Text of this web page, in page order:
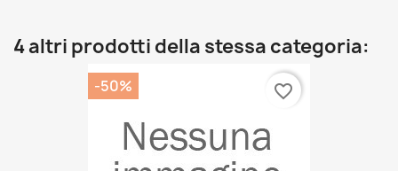
4 altri prodotti della stessa categoria:
-50% favorite_border